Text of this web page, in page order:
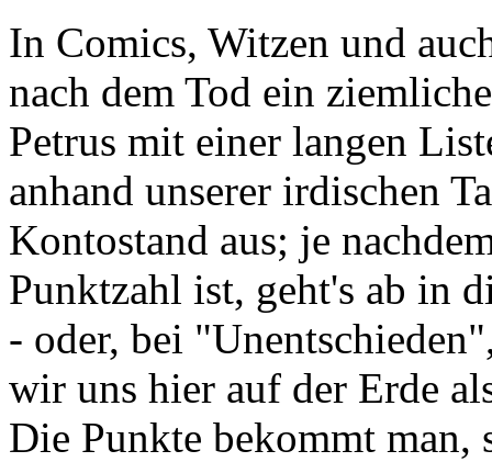
In Comics, Witzen und
nach dem Tod ein
Petrus mit einer langen
anhand unserer irdischen
Kontostand aus; je
Punktzahl ist, geht's ab in
- oder, bei
wir uns hier auf der Erde
Die Punkte bekommt